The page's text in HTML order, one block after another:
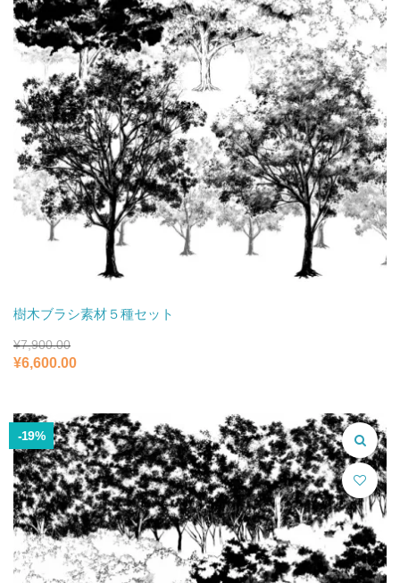
樹木ブラシ素材５種セット
¥7,900.00
元
格
は
¥7,900.00
で
し
た。
¥6,600.00
価
格
は
¥6,600.00
で
す。
-19%